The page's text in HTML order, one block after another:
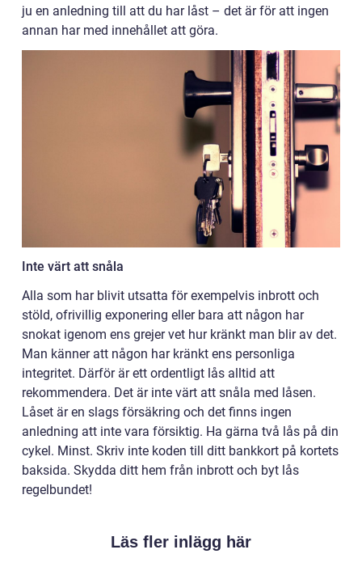
ju en anledning till att du har låst – det är för att ingen
annan har med innehållet att göra.
Inte värt att snåla
Alla som har blivit utsatta för exempelvis inbrott och
stöld, ofrivillig exponering eller bara att någon har
snokat igenom ens grejer vet hur kränkt man blir av det.
Man känner att någon har kränkt ens personliga
integritet. Därför är ett ordentligt lås alltid att
rekommendera. Det är inte värt att snåla med låsen.
Låset är en slags försäkring och det finns ingen
anledning att inte vara försiktig. Ha gärna två lås på din
cykel. Minst. Skriv inte koden till ditt bankkort på kortets
baksida. Skydda ditt hem från inbrott och byt lås
regelbundet!
Läs fler inlägg här